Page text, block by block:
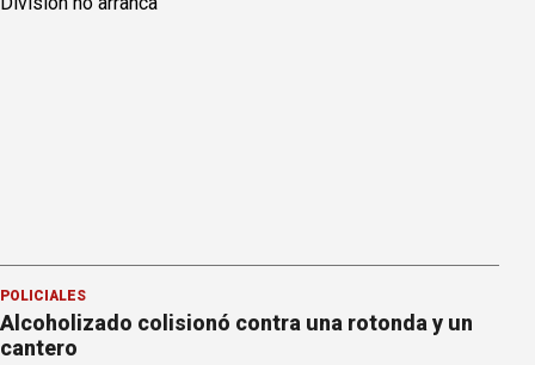
POLICIALES
Alcoholizado colisionó contra una rotonda y un
cantero